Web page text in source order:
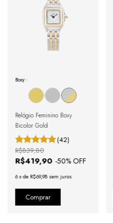
Boxy :
Relógio Feminino Boxy
Bicolor Gold
(42)
R$419,90 -50% OFF
R$839,80
6 xde R$69,98 sem juros